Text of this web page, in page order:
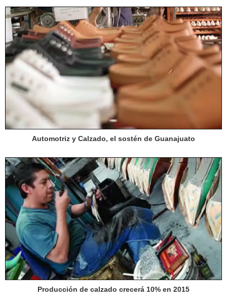
Automotriz y Calzado, el sostén de Guanajuato
Producción de calzado crecerá 10% en 2015